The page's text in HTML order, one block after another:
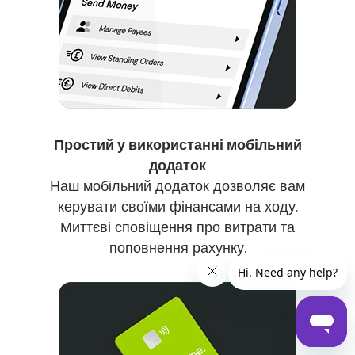
Простий у використанні мобільний
додаток
Наш мобільний додаток дозволяє вам
керувати своїми фінансами на ходу.
Миттєві сповіщення про витрати та
поповнення рахунку.